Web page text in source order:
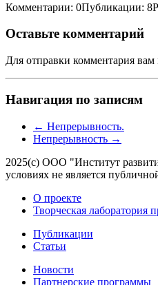
Комментарии: 0Публикации: 8
Оставьте комментарий
Для отправки комментария вам
Навигация по записям
← Непрерывность.
Непрерывность →
2025(с) ООО "Институт
условиях не является
О проекте
Творческая лаборатория
Публикации
Статьи
Новости
Партнерские программы